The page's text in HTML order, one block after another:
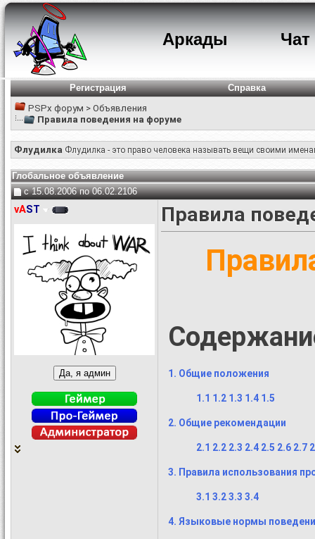
Аркады Чат
Регистрация
Справка
PSPx форум > Объявления
Правила поведения на форуме
Флудилка Флудилка - это право человека называть вещи своими
Глобальное объявление
c 15.08.2006 по 06.02.2106
vAST Правила
1. Общие положения
1.1 1.2 1.3 1.4 1.5
2. Общие рекомендации
2.1 2.2 2.3 2.4 2.5 2.6 2.7
3. Правила использования
3.1 3.23.3 3.4
4. Языковые нормы